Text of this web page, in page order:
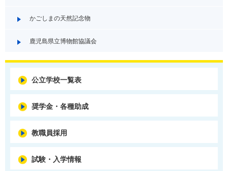
かごしまの天然記念物
鹿児島県立博物館協議会
公立学校一覧表
奨学金・各種助成
教職員採用
試験・入学情報